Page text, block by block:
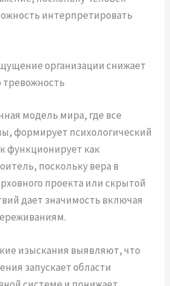
интерпретировать
организации снижает
модель мира, где все
формирует психологический
функционирует как
поскольку вера в
проекта или скрытой
дает значимость включая
изыскания выявляют, что
запускает области